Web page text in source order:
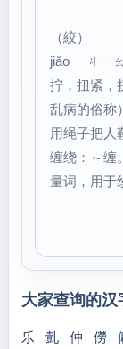
（絞）
jiǎo ㄐㄧ
拧，扭紧，
乱病的俗称
用绳子把人
缠绕：～缠
量词，用于
大家查询的汉
乐 亄 仲 僗